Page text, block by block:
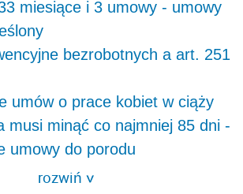
miesiące i 3 umowy - umowy
bezrobotnych a art. 251
umów o prace kobiet w ciąży
musi minąć co najmniej 85 dni -
umowy do porodu
rozwiń>